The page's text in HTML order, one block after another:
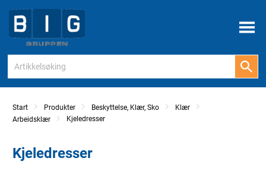
Meny
Start Produkter Beskyttelse, Klær, Sko
Klær
Arbeidsklær
Kjeledresser
Kjeledresser